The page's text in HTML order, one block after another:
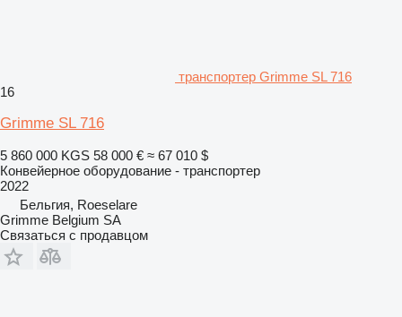
транспортер Grimme SL 716
16
Grimme SL 716
5 860 000 KGS 58 000 € ≈ 67 010 $
Конвейерное оборудование - транспортер
2022
Бельгия, Roeselare
Grimme Belgium SA
Связаться с продавцом